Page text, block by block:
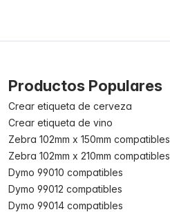
Productos Populares
Crear etiqueta de cerveza
Crear etiqueta de vino
Zebra 102mm x 150mm compatibles
Zebra 102mm x 210mm compatibles
Dymo 99010 compatibles
Dymo 99012 compatibles
Dymo 99014 compatibles